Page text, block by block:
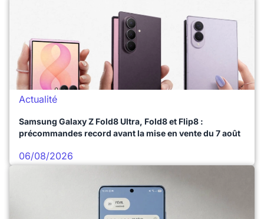
Actualité
Samsung Galaxy Z Fold8 Ultra, Fold8 et Flip8 :
précommandes record avant la mise en vente du 7 août
06/08/2026